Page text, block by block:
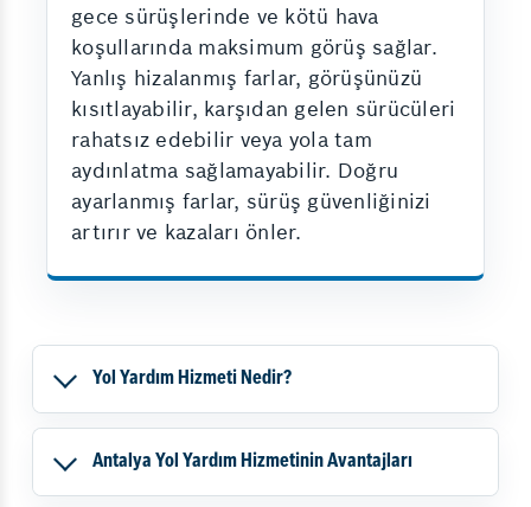
gece sürüşlerinde ve kötü hava
koşullarında maksimum görüş sağlar.
Yanlış hizalanmış farlar, görüşünüzü
kısıtlayabilir, karşıdan gelen sürücüleri
rahatsız edebilir veya yola tam
aydınlatma sağlamayabilir. Doğru
ayarlanmış farlar, sürüş güvenliğinizi
artırır ve kazaları önler.
Yol Yardım Hizmeti Nedir?
Antalya Yol Yardım Hizmetinin Avantajları